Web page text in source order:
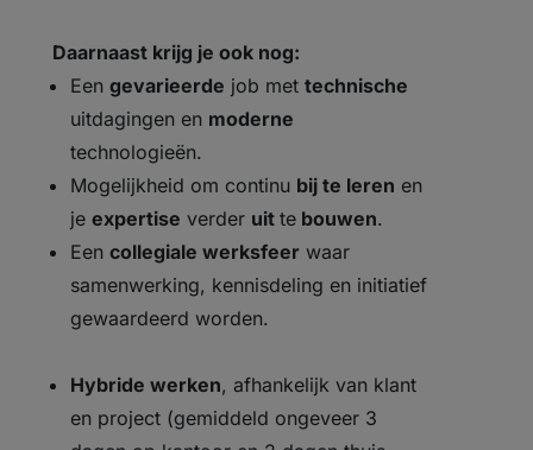
Daarnaast krijg je ook nog:
Eengevarieerde job mettechnische
uitdagingen en moderne
technologieën.
Mogelijkheid om continu bij te leren en
jeexpertise verder uitte bouwen.
Eencollegiale werksfeer waar
samenwerking, kennisdeling en initiatief
gewaardeerd worden.
Hybride werken, afhankelijk van klant
en project (gemiddeld ongeveer 3